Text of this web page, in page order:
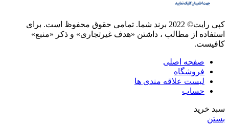
کپی رایت© 2022 برند شما. تمامی حقوق محفوظ است. برای
استفاده از مطالب ، داشتن «هدف غیرتجاری» و ذکر «منبع»
کافیست.
صفحه اصلی
فروشگاه
لیست علاقه مندی ها
حساب
سبد خرید
بستن